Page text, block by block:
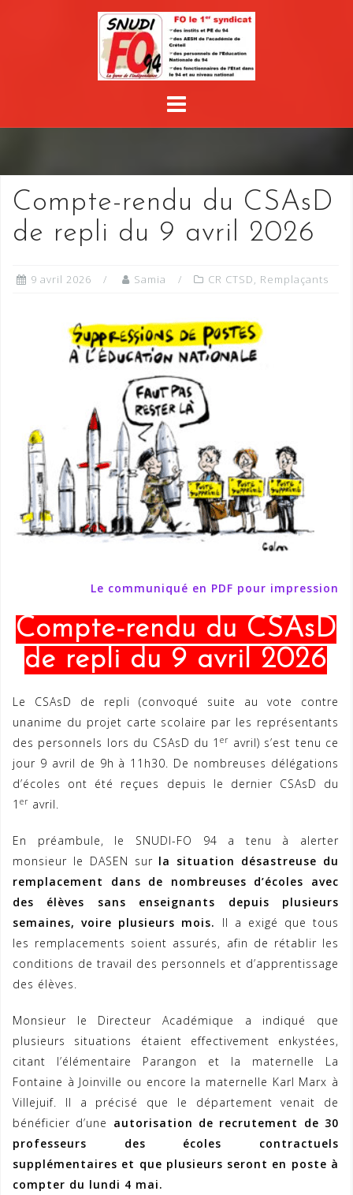
Compte-rendu du CSAsD
de repli du 9 avril 2026
9 avril 2026 Samia CR CTSD, Remplaçants
Le communiqué en PDF pour impression
Compte-rendu du CSAsD
de repli du 9 avril 2026
Le CSAsD de repli (convoqué suite au vote contre
unanime du projet carte scolaire par les représentants
des personnels lors du CSAsD du 1er avril) s’est tenu ce
jour 9 avril de 9h à 11h30. De nombreuses délégations
d’écoles ont été reçues depuis le dernier CSAsD du
1 er avril.
En préambule, le SNUDI-FO 94 a tenu à alerter
monsieur le DASEN sur la situation désastreuse du
remplacement dans de nombreuses d’écoles avec
des élèves sans enseignants depuis plusieurs
semaines, voire plusieurs mois. Il a exigé que tous
les remplacements soient assurés, afin de rétablir les
conditions de travail des personnels et d’apprentissage
des élèves.
Monsieur le Directeur Académique a indiqué que
plusieurs situations étaient effectivement enkystées,
citant l’élémentaire Parangon et la maternelle La
Fontaine à Joinville ou encore la maternelle Karl Marx à
Villejuif. Il a précisé que le département venait de
bénéficier d’une autorisation de recrutement de 30
professeurs des écoles contractuels
supplémentaires et que plusieurs seront en poste à
compter du lundi 4 mai.